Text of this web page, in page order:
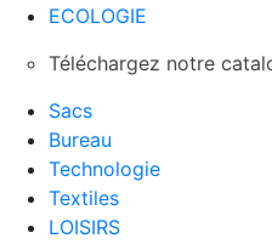
ECOLOGIE
Téléchargez notre
Sacs
Bureau
Technologie
Textiles
LOISIRS